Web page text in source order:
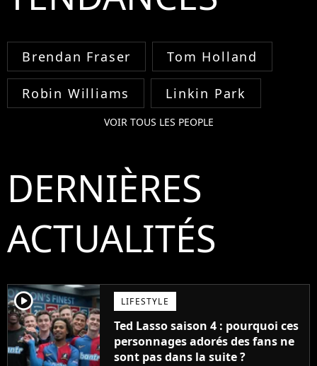
Brendan Fraser Tom Holland
Robin Williams Linkin Park
VOIR TOUS LES PEOPLE
DERNIÈRES
ACTUALITÉS
player2 LIFESTYLE
Ted Lasso saison 4 : pourquoi ces
personnages adorés des fans ne
sont pas dans la suite ?